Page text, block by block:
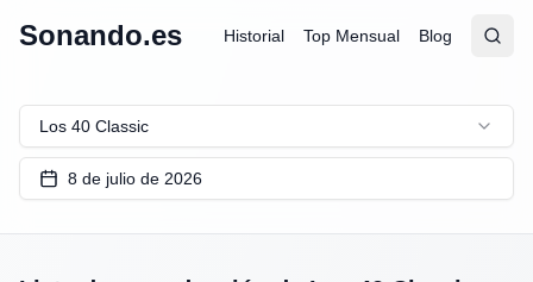
Sonando.es Historial Top Mensual Blog
Abrir
Los 40 Classic
8 de julio de 2026